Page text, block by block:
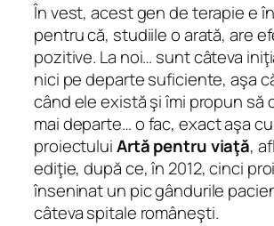
În vest, acest gen de terapie e
pentru că, studiile o arată, are
pozitive. La noi… sunt câteva
nici pe departe suficiente, aşa
când ele există şi îmi propun să
mai departe… o fac, exact aşa
proiectuluiArtă pentru viaţă,
ediţie, după ce, în 2012, cinci
înseninat un pic gândurile
câteva spitale româneşti.